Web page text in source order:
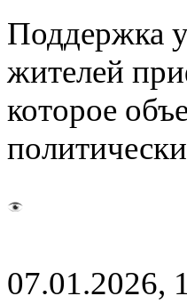
Поддержка
жителей
которое
07.01.2026,